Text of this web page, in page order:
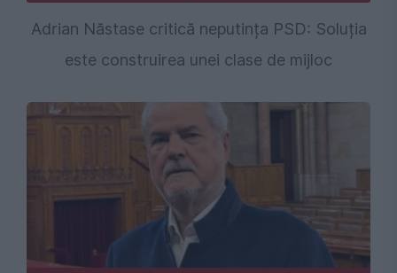
Adrian Năstase critică neputința PSD: Soluția
este construirea unei clase de mijloc